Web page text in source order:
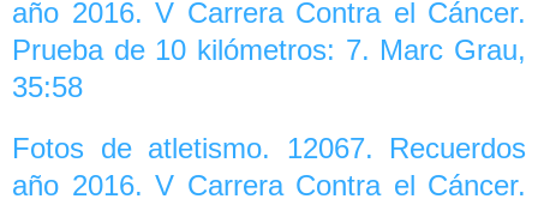
año 2016. V Carrera Contra el Cáncer.
Prueba de 10 kilómetros: 7. Marc Grau,
35:58
Fotos de atletismo. 12067. Recuerdos
año 2016. V Carrera Contra el Cáncer.